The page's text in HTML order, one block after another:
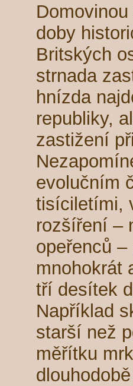
doby
Britských
strnada
hnízda
republiky,
zastižení
evolučním
tisíciletími,
rozšíření –
opeřenců
mnohokrát
tří desítek
Například
starší než
měřítku